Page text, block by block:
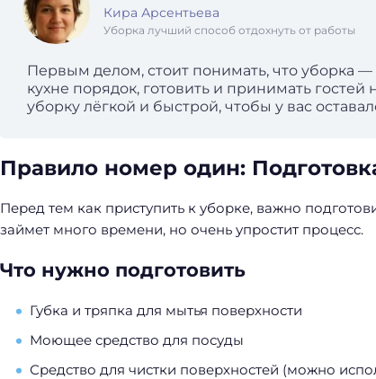
Кира Арсентьева
Уборка лучший способ отдохнуть от работы
Первым делом, стоит понимать, что уборка —
кухне порядок, готовить и принимать
уборку лёгкой и быстрой, чтобы у вас
Правило номер один:
Перед тем как приступить к уборке, важно
займет много времени, но очень упростит процесс.
Что нужно подготовить
Губка и тряпка для мытья поверхности
Моющее средство для посуды
Средство для чистки поверхностей (можно